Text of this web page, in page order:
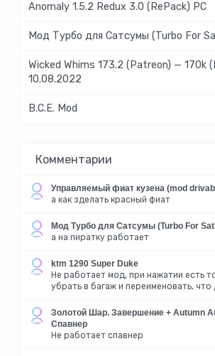
Anomaly 1.5.2 Redux 3.0 (RePack) PC
Мод Турбо для Сатсумы (Turbo For
Wicked Whims 173.2 (Patreon) — 170k
10.08.2022
B.C.E. Mod
Комментарии
Управляемый фиат кузена (mod
а как зделать красный фиат
Мод Турбо для Сатсумы (Turbo For
а на пиратку работает
ktm 1290 Super Duke
Не работает мод, при нажатии есть
убрать в багаж и переименовать, что
Золотой Шар. Завершение + Autumn
Спавнер
Не работает спавнер